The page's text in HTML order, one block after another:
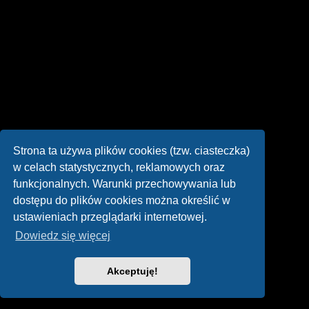
Strona ta używa plików cookies (tzw. ciasteczka)
w celach statystycznych, reklamowych oraz
funkcjonalnych. Warunki przechowywania lub
dostępu do plików cookies można określić w
ustawieniach przeglądarki internetowej.
Dowiedz się więcej
Akceptuję!